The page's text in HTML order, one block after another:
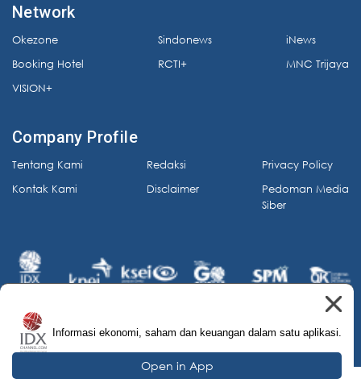
Network
Okezone
Booking Hotel
VISION+
Sindonews
RCTI+
iNews
MNC Trijaya
Company Profile
Tentang Kami
Kontak Kami
Redaksi
Disclaimer
Privacy Policy
Pedoman Media
Siber
© 2026 IDX Channel. All Rights Reserved.
Informasi ekonomi, saham dan keuangan dalam satu aplikasi.
Open in App